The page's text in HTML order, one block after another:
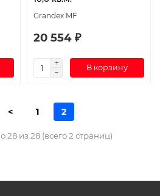
Grandex MF
20 554 ₽
В корзину
< 1 2
28 из 28 (всего 2 страниц)